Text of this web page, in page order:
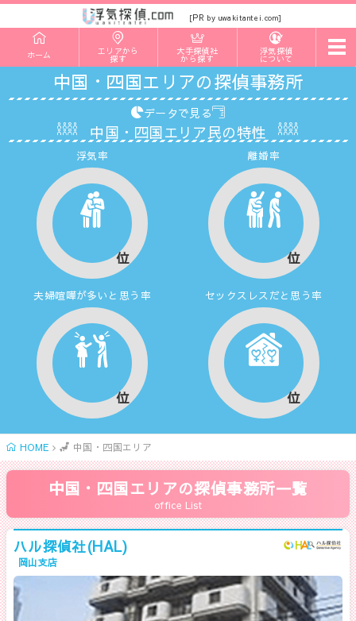
[PR by uwakitantei.com]
ホーム エリアから
探す
大手探偵社
から探す
浮気探偵
について
t
o
g
v
中国・四国エリアの探偵事務所
浮気率
位
離婚率
位
データで見る
中国・四国エリア民の特性
夫婦喧嘩が多いと思う率
位
セックスレスだと思う率
位
HOME 中国・四国エリア
中国・四国エリアの探偵事務所一覧
office List
ハル探偵社(HAL)
岡山支店